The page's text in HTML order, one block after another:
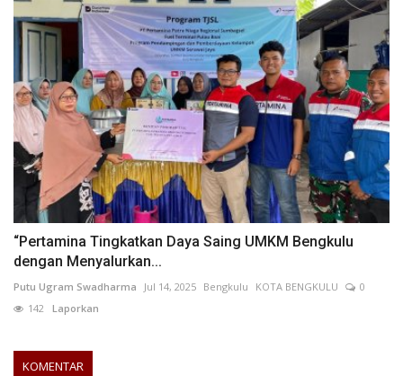
“Pertamina Tingkatkan Daya Saing UMKM Bengkulu
dengan Menyalurkan...
Putu Ugram Swadharma Jul 14, 2025 Bengkulu KOTA BENGKULU
0
142 Laporkan
KOMENTAR